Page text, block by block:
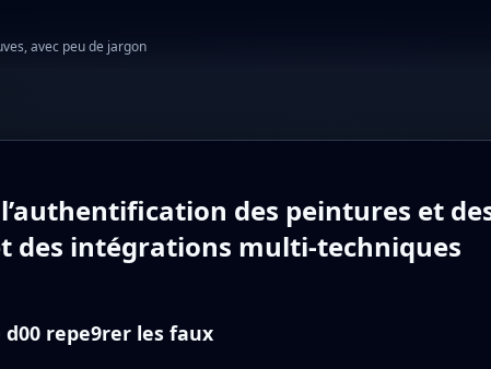
avec peu de jargon
des peintures et
des intégrations multi-techniques
repe9rer les faux